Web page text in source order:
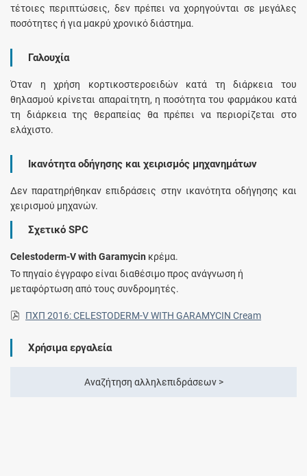
τέτοιες περιπτώσεις, δεν πρέπει να χορηγούνται σε μεγάλες
ποσότητες ή για μακρύ χρονικό διάστημα.
Γαλουχία
Όταν η χρήση κορτικοστεροειδών κατά τη διάρκεια του
θηλασμού κρίνεται απαραίτητη, η ποσότητα του φαρμάκου κατά
τη διάρκεια της θεραπείας θα πρέπει να περιορίζεται στο
ελάχιστο.
Ικανότητα οδήγησης και χειρισμός μηχανημάτων
Δεν παρατηρήθηκαν επιδράσεις στην ικανότητα οδήγησης και
χειρισμού μηχανών.
Σχετικό SPC
Celestoderm-V with Garamycin κρέμα.
Το πηγαίο έγγραφο είναι διαθέσιμο προς ανάγνωση ή
μεταφόρτωση από τους συνδρομητές.
ΠΧΠ 2016: CELESTODERM-V WITH GARAMYCIN Cream
Χρήσιμα εργαλεία
Αναζήτηση αλληλεπιδράσεων >